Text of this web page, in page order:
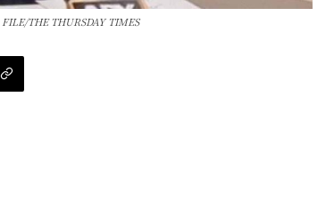
THE THURSDAY TIMES